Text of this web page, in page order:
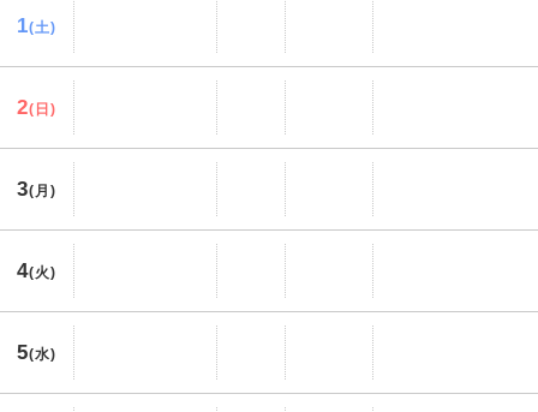
1(土)
2(日)
3(月)
4(火)
5(水)